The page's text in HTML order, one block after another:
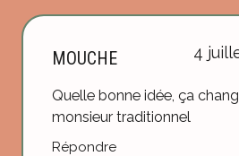
MOUCHE 4
Quelle bonne idée, ça
monsieur traditionnel
Répondre